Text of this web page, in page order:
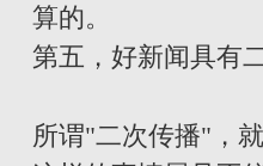
算的。
第五，好新闻具有
所谓"二次传播"，